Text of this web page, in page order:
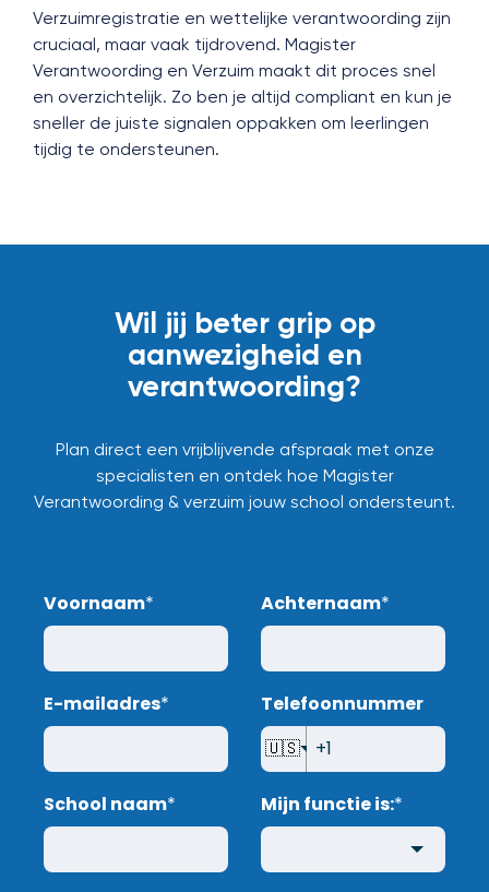
Verzuimregistratie en wettelijke verantwoording zijn
cruciaal, maar vaak tijdrovend. Magister
Verantwoording en Verzuim maakt dit proces snel
en overzichtelijk. Zo ben je altijd compliant en kun je
sneller de juiste signalen oppakken om leerlingen
tijdig te ondersteunen.
Wil jij beter grip op
aanwezigheid en
verantwoording?
Plan direct een vrijblijvende afspraak met onze
specialisten en ontdek hoe Magister
Verantwoording & verzuim jouw school ondersteunt.
Voornaam* Achternaam*
E-mailadres* Telefoonnummer
🇺🇸
School naam* Mijn functie is:*